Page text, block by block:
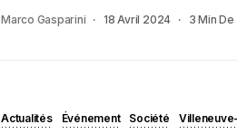
Marco Gasparini 18 Avril 2024 3 Min
Actualités Événement Société